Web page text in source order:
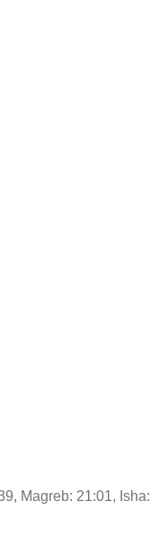
Magreb: 21:01,